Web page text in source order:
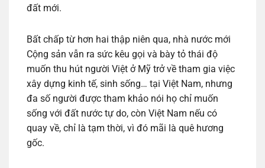
đất mới.
Bất chấp từ hơn hai thập niên qua, nhà nước mới
Cộng sản vẫn ra sức kêu gọi và bày tỏ thái độ
muốn thu hút người Việt ở Mỹ trở về tham gia việc
xây dựng kinh tế, sinh sống… tại Việt Nam, nhưng
đa số người được tham khảo nói họ chỉ muốn
sống với đất nước tự do, còn Việt Nam nếu có
quay về, chỉ là tạm thời, vì đó mãi là quê hương
gốc.